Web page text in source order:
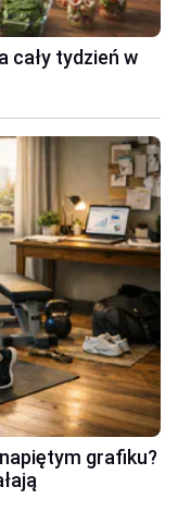
cały tydzień w
grafiku?